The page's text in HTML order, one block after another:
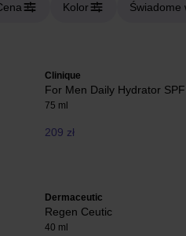
Kolor Świadome
Clinique
For Men Daily Hydrator
75 ml
209 zł
Dermaceutic
Regen Ceutic
40 ml